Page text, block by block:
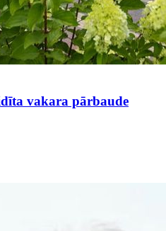
vakara pārbaude